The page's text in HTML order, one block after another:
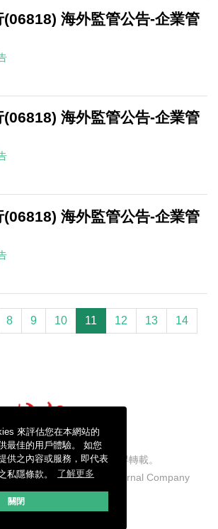
來評估您在本網站的
最佳的用戶體驗。 如您
供之內容或服務，即代表
私隱條款。
了解更多
關閉
(06818) 海外監管公告-企業管
(06818) 海外監管公告-企業管
(06818) 海外監管公告-企業管
8 9 10 11 12 13 14
聞有限公司版權所有，不得轉載。
Hong Kong Economic Journal Company
All rights reserved.